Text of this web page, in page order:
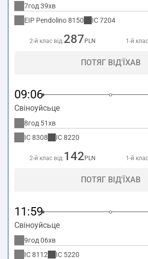
7год 39хв
EIP Pendolino8150 IC7204
2-й клас від:287 PLN 1-й
ПОТЯГ ВІД'ЇХАВ
09:06
Свіноуйсьце
8год 51хв
IC8308 IC8220
2-й клас від: 142 PLN 1-й
ПОТЯГ ВІД'ЇХАВ
11:59
Свіноуйсьце
9год 06хв
IC8112 IC 5220